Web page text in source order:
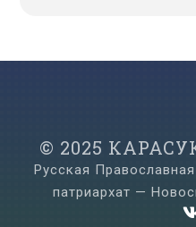
© 2025
Русская
патриархат —